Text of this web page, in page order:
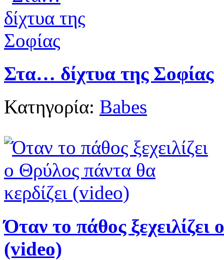
Στα… δίχτυα της Σοφίας
Κατηγορία: Babes
Όταν το πάθος
(video)